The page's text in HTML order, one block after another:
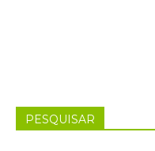
PESQUISAR